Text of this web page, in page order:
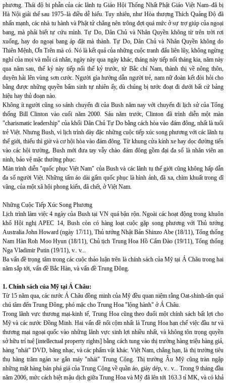
phương. Thái độ bi phẫn của các lãnh tụ Giáo Hội Thống Nhất Phật Giáo Việt Nam–đã bị
Hà Nội giải thể sau 1975–là điều dễ hiểu. Tuy nhiên, như Hòa thượng Thích Quảng Độ đã
nhấn mạnh, các nhà tu hành và Phật tử chẳng nên trông đợi quá mức ở sự trợ giúp của ngoại
bang, mà phải biết tự cứu mình. Tự Do, Dân Chủ và Nhân Quyền không từ trên trời rơi
xuống, hay do ngoại bang áp đặt mà thành. Tự Do, Dân Chủ và Nhân Quyền không do
Thiên Mệnh, Ơn Trên mà có. Nó là kết quả của những cuộc tranh đấu liên lũy, không ngừng
nghỉ của mọi và mỗi cá nhân, ngày này qua ngày khác, tháng này tiếp nối tháng kia, năm này
qua năm sau, thế kỷ này tiếp nối thế kỷ trước, từ Bắc chí Nam, thành thị về nông thôn,
duyên hải lên vùng sơn cước. Người gìa hướng dẫn người trẻ, nam nữ đoàn kết đòi hỏi cho
bằng được những quyền bẩm sinh tự nhiên ấy, dù chúng bị tước đoạt đi dưới bất cứ bảng
hiệu hay thủ đoạn nào.
Không ít người cũng so sánh chuyến đi của Bush năm nay với chuyến đi lịch sử của Tổng
thống Bill Clinton vào cuối năm 2000. Sáu năm trước, Clinton đã trình diễn một màn
"charismatic leadership" của khối Dân Chủ Tự Do bằng cách hòa vào đám đông, nhất là tuổi
trẻ Việt. Nhưng Bush, vì lịch trình dày đặc những cuộc tiếp xúc song phương với các lãnh tụ
thế giới, thiếu thì giờ và cơ hội hòa vào đám đông. Từ khung cửa kính xe hay dọc đường tiến
vào các hội trường, Bush mới đưa tay vẫy chào đám đông gồm đại đa số là nhân viên an
ninh, bảo vệ mặc thường phục.
Màn trình diễn "quốc phục Việt Nam" của Bush và các lãnh tụ thế giới cũng không hấp dẫn
đa số người Việt. Những tấm áo dài gấm quốc phục là hình ảnh, đã xa, chìm khuất trong dĩ
vãng, của một xã hội phong kiến, đã chết, ở Việt Nam.
Những Cuộc Tiếp Xúc Song Phương
Lịch trình làm việc 4 ngày của Bush tại VN quá bận rộn. Ngoài các hoạt động trong khuôn
khổ Hội nghị APEC 14, Bush còn có hàng loạt cuộc gặp song phương với Thủ tướng
Australia John Howard (ngày 17/11), Thủ tướng Nhật Bản Shinzo Abe (18/11), Tổng thống
Nam Hàn Roh Moo Hyun (18/11), Chủ tịch Trung Hoa Hồ Cẩm Đào (19/11), Tổng thống
Nga Vladimir Putin (19/11), v.. v...
Ba vấn đề trọng tâm trong các cuộc thảo luận trên là chính sách của Mỹ tại Á Châu trong hai
năm sắp tới, vấn đề Bắc Hàn, và vấn đề Trung Đông.
1. Chính sách của Mỹ tại Á Châu:
Từ 15 năm qua, các nước Á Châu đồng minh của Mỹ đều quan niệm rằng Oat-shinh-tân quá
chú tâm đến Trung Đông, phó mặc cho Trung Hoa "lộng hành" ở Á Châu.
Trong lãnh vực thương mại-kinh tế, Trung Hoa cũng theo đuổi một chính sách bất lợi cho
Mỹ và các nước Đồng Minh. Hai vấn đề nổi cộm nhất là Trung Hoa hạn chế việc đầu tư và
thương mại ngoại quốc vào những lãnh vực sinh lợi nhiều nhất, và không tôn trọng quyền
sở hữu trí tuệ [intellectual property rights] bằng cách tung vào thị trường hàng triệu hàng giả,
hàng "nhái" DVD, băng nhạc, và các phẩm vật khác. Việt Nam, chẳng hạn, là thị trường tiêu
thụ hàng trăm ngàn xe gắn máy "nhái" Trung Cộng. Thị trường Âu Mỹ cũng tràn ngập
những mặt hàng bán phá giá của Trung Cộng về quần áo, giày dép, v.. v... Trong 9 tháng đầu
năm 2006, mức cách biệt mậu dịch giữa Trung Hoa và Mỹ đã lên tới 163.3 tỉ MK, và có khả